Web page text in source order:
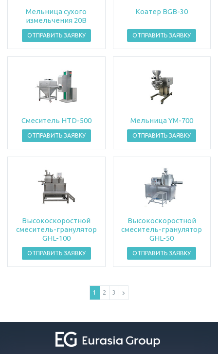
Мельница сухого
измельчения 20В
ОТПРАВИТЬ ЗАЯВКУ
Коатер BGB-30
ОТПРАВИТЬ ЗАЯВКУ
Смеситель HTD-500
ОТПРАВИТЬ ЗАЯВКУ
Мельница YM-700
ОТПРАВИТЬ ЗАЯВКУ
Высокоскоростной
смеситель-гранулятор
GHL-100
ОТПРАВИТЬ ЗАЯВКУ
Высокоскоростной
смеситель-гранулятор
GHL-50
ОТПРАВИТЬ ЗАЯВКУ
1 2 3